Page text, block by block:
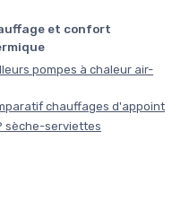
et confort
pompes à chaleur air-
chauffages d'appoint
sèche-serviettes